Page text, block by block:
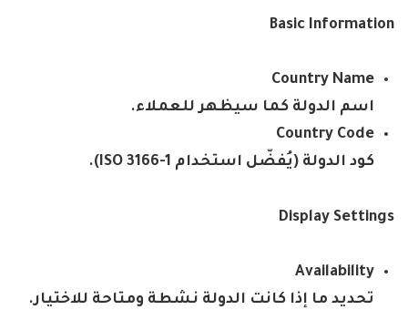
Basic Information
Country Name
اسم الدولة كما سيظهر للعملاء.
Country Code
كود الدولة (يُفضّل استخدام
Display Settings
Availability
تحديد ما إذا كانت الدولة نشطة ومتاحة للاختيار.